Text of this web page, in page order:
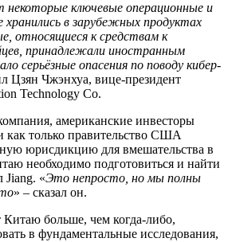
некоторые ключевые операционные и
хранились в зарубежных продуктах
относящиеся к средствам к
принадлежали иностранным
серьёзные опасения по поводу кибер-
Цзян Чжэнхуа, вице-президент
Technology Co.
американские инвесторы
как только правительство США
юрисдикцию для вмешательства в
необходимо подготовиться и найти
Jiang. «Это непросто, но мы полны
» – сказал он.
больше, чем когда-либо,
в фундаментальные исследования,